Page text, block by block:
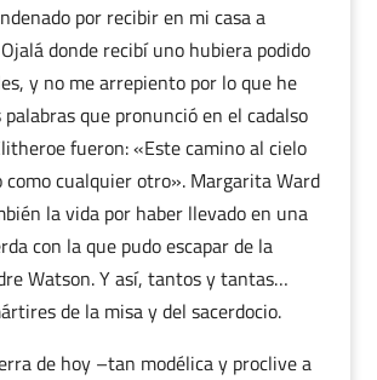
por recibir en mi casa a
donde recibí uno hubiera podido
y no me arrepiento por lo que he
palabras que pronunció en el cadalso
fueron: «Este camino al cielo
cualquier otro». Margarita Ward
la vida por haber llevado en una
con la que pudo escapar de la
Watson. Y así, tantos y tantas…
de la misa y del sacerdocio.
de hoy –tan modélica y proclive a